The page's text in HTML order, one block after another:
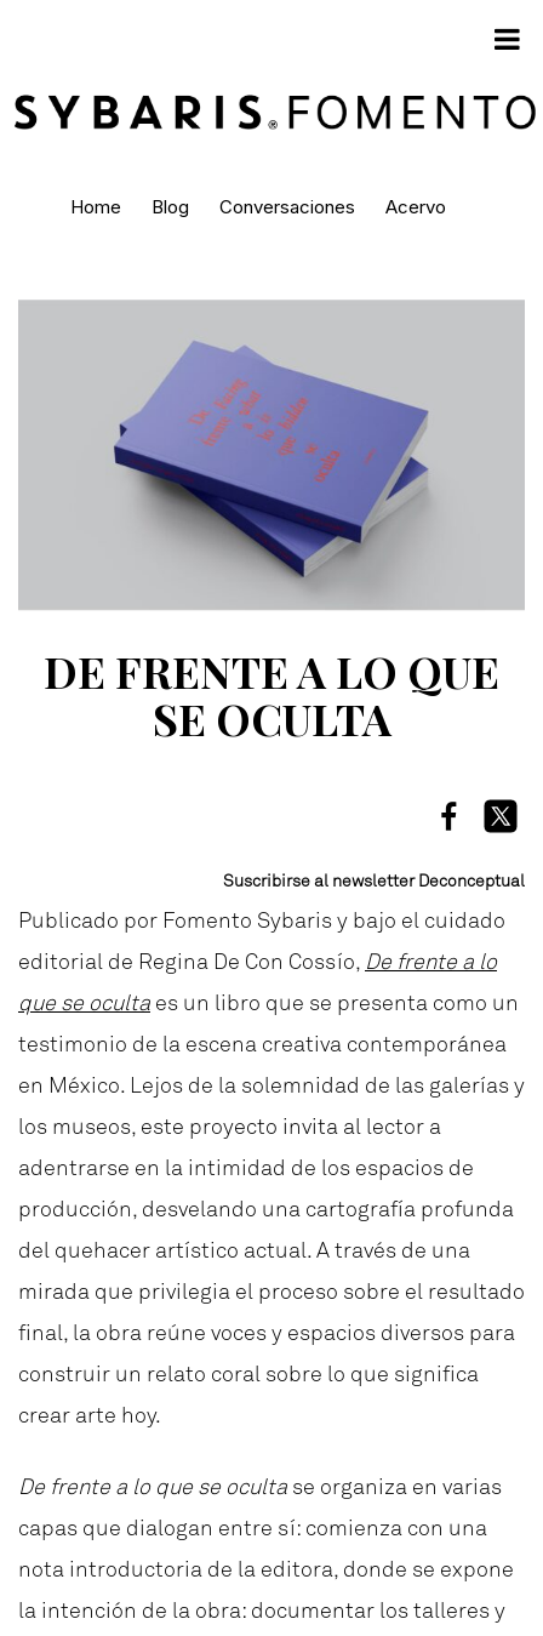
Home Blog Conversaciones Acervo
DE FRENTE A LO QUE
SE OCULTA
Suscribirse al newsletter Deconceptual
Publicado por Fomento Sybaris y bajo el cuidado
editorial de Regina De Con Cossío, De frente a lo
que se oculta es un libro que se presenta como un
testimonio de la escena creativa contemporánea
en México. Lejos de la solemnidad de las galerías y
los museos, este proyecto invita al lector a
adentrarse en la intimidad de los espacios de
producción, desvelando una cartografía profunda
del quehacer artístico actual. A través de una
mirada que privilegia el proceso sobre el resultado
final, la obra reúne voces y espacios diversos para
construir un relato coral sobre lo que significa
crear arte hoy.
De frente a lo que se oculta se organiza en varias
capas que dialogan entre sí: comienza con una
nota introductoria de la editora, donde se expone
la intención de la obra: documentar los talleres y